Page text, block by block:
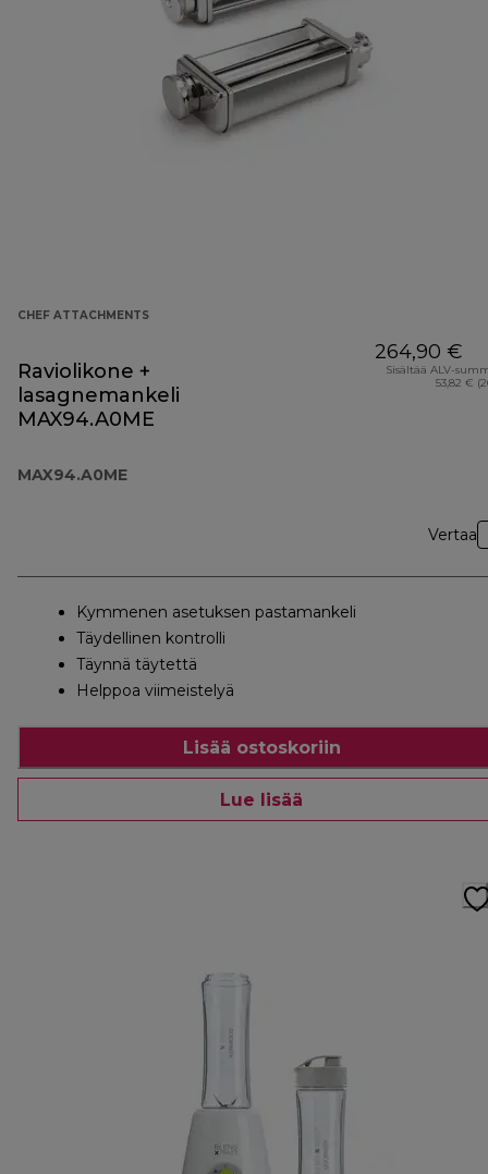
CHEF ATTACHMENTS
Raviolikone +
lasagnemankeli
MAX94.A0ME
MAX94.A0ME
264,90 €
Sisältää ALV-
53,82 €
Vertaa
Kymmenen asetuksen pastamankeli
Täydellinen kontrolli
Täynnä täytettä
Helppoa viimeistelyä
Lisää ostoskoriin
Lue lisää